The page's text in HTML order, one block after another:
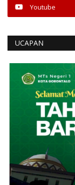
Youtube
UCAPAN